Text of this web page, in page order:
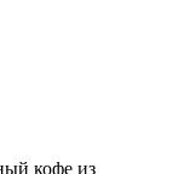
кофе из